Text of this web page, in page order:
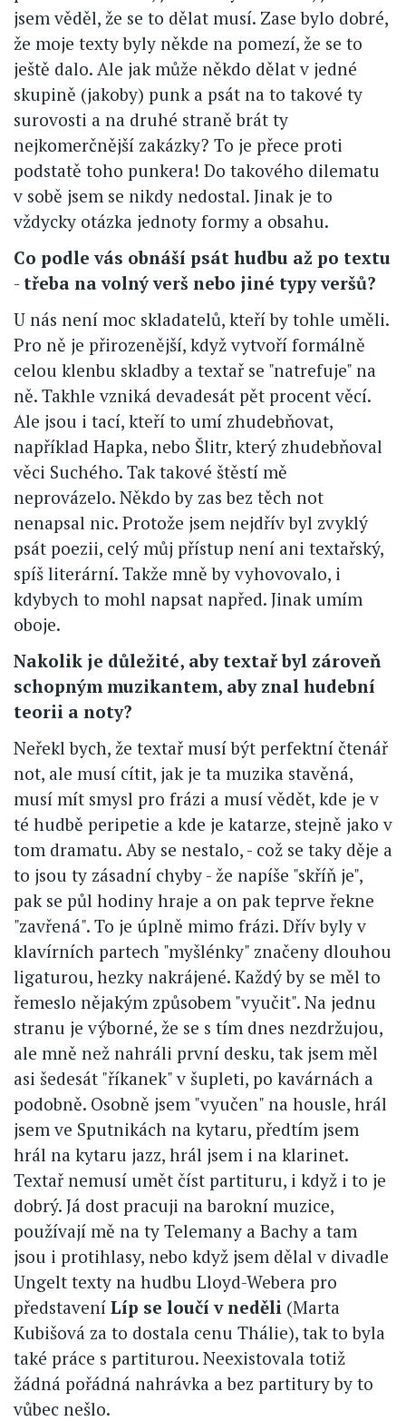
jsem věděl, že se to dělat musí. Zase bylo dobré,
že moje texty byly někde na pomezí, že se to
ještě dalo. Ale jak může někdo dělat v jedné
skupině (jakoby) punk a psát na to takové ty
surovosti a na druhé straně brát ty
nejkomerčnější zakázky? To je přece proti
podstatě toho punkera! Do takového dilematu
v sobě jsem se nikdy nedostal. Jinak je to
vždycky otázka jednoty formy a obsahu.
Co podle vás obnáší psát hudbu až po textu
- třeba na volný verš nebo jiné typy veršů?
U nás není moc skladatelů, kteří by tohle uměli.
Pro ně je přirozenější, když vytvoří formálně
celou klenbu skladby a textař se "natrefuje" na
ně. Takhle vzniká devadesát pět procent věcí.
Ale jsou i tací, kteří to umí zhudebňovat,
například Hapka, nebo Šlitr, který zhudebňoval
věci Suchého. Tak takové štěstí mě
neprovázelo. Někdo by zas bez těch not
nenapsal nic. Protože jsem nejdřív byl zvyklý
psát poezii, celý můj přístup není ani textařský,
spíš literární. Takže mně by vyhovovalo, i
kdybych to mohl napsat napřed. Jinak umím
oboje.
Nakolik je důležité, aby textař byl zároveň
schopným muzikantem, aby znal hudební
teorii a noty?
Neřekl bych, že textař musí být perfektní čtenář
not, ale musí cítit, jak je ta muzika stavěná,
musí mít smysl pro frázi a musí vědět, kde je v
té hudbě peripetie a kde je katarze, stejně jako v
tom dramatu. Aby se nestalo, - což se taky děje a
to jsou ty zásadní chyby - že napíše "skříň je",
pak se půl hodiny hraje a on pak teprve řekne
"zavřená". To je úplně mimo frázi. Dřív byly v
klavírních partech "myšlénky" značeny dlouhou
ligaturou, hezky nakrájené. Každý by se měl to
řemeslo nějakým způsobem "vyučit". Na jednu
stranu je výborné, že se s tím dnes nezdržujou,
ale mně než nahráli první desku, tak jsem měl
asi šedesát "říkanek" v šupleti, po kavárnách a
podobně. Osobně jsem "vyučen" na housle, hrál
jsem ve Sputnikách na kytaru, předtím jsem
hrál na kytaru jazz, hrál jsem i na klarinet.
Textař nemusí umět číst partituru, i když i to je
dobrý. Já dost pracuji na barokní muzice,
používají mě na ty Telemany a Bachy a tam
jsou i protihlasy, nebo když jsem dělal v divadle
Ungelt texty na hudbu Lloyd-Webera pro
představení Líp se loučí v neděli (Marta
Kubišová za to dostala cenu Thálie), tak to byla
také práce s partiturou. Neexistovala totiž
žádná pořádná nahrávka a bez partitury by to
vůbec nešlo.